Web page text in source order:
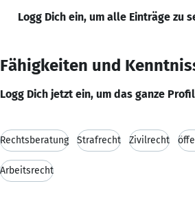
Logg Dich ein, um alle Einträge zu
Fähigkeiten und
Logg Dich jetzt ein, um das ganze
Rechtsberatung Strafrecht Zivilrecht
Arbeitsrecht